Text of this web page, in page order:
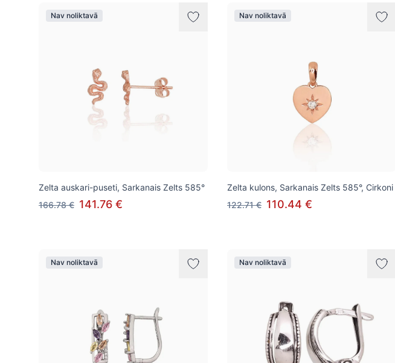
Nav noliktavā
Zelta auskari-puseti, Sarkanais Zelts 585°
166.78 € 141.76 €
Nav noliktavā
Zelta kulons, Sarkanais Zelts 585°, Cirkoni
122.71 € 110.44 €
Nav noliktavā Nav noliktavā